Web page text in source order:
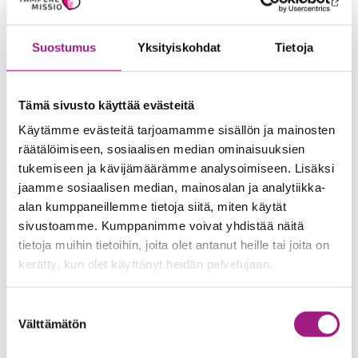
Suostumus Yksityiskohdat Tietoja
Tämä sivusto käyttää evästeitä
Käytämme evästeitä tarjoamamme sisällön ja mainosten
räätälöimiseen, sosiaalisen median ominaisuuksien
tukemiseen ja kävijämäärämme analysoimiseen. Lisäksi
jaamme sosiaalisen median, mainosalan ja analytiikka-
alan kumppaneillemme tietoja siitä, miten käytät
sivustoamme. Kumppanimme voivat yhdistää näitä
tietoja muihin tietoihin, joita olet antanut heille tai joita on
kerätty, kun olet käyttänyt heidän palvelujaan.
valinta
Välttämätön
Puhelinnumero
Sähköpostiosoite
Viesti